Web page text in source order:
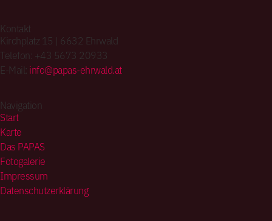
Kontakt
Kirchplatz 15 | 6632 Ehrwald
Telefon: +43 5673 20933
E-Mail: info@papas-ehrwald.at
Navigation
Start
Karte
Das PAPAS
Fotogalerie
Impressum
Datenschutzerklärung